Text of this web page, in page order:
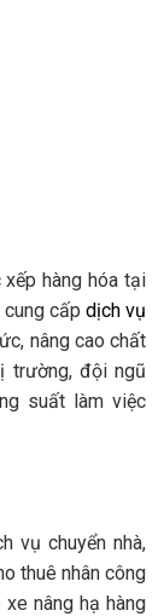
hàng hóa tại
cấp dịch vụ
nâng cao chất
trường, đội ngũ
suất làm việc
vụ chuyển nhà,
thuê nhân công
nâng hạ hàng